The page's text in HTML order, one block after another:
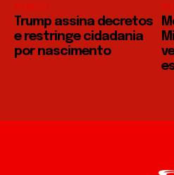
MUNDO
Trump assina decretos
e restringe cidadania
por nascimento